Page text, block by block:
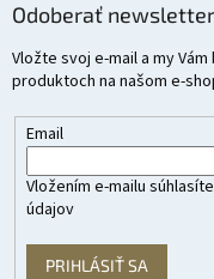
Odoberať newsletter
Vložte svoj e-mail a my
produktoch na našom e-
Email
Vložením e-mailu
údajov
PRIHLÁSIŤ SA